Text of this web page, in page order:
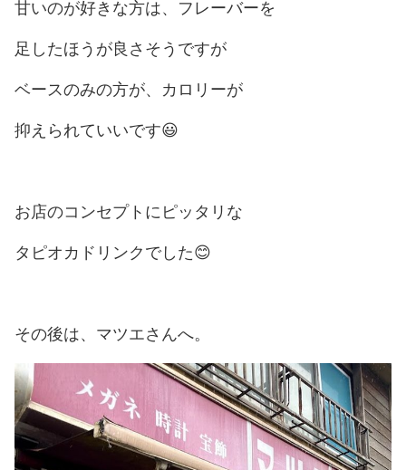
甘いのが好きな方は、フレーバーを
足したほうが良さそうですが
ベースのみの方が、カロリーが
抑えられていいです😃
お店のコンセプトにピッタリな
タピオカドリンクでした😊
その後は、マツエさんへ。